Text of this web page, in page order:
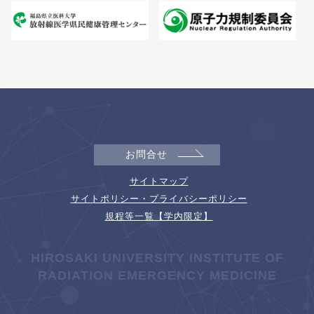
お問合せ
サイトマップ
サイトポリシー・プライバシーポリシー
規程等一覧【学内限定】
HIROSAKI UNIVERSITY INSTITUTE OF
RADIATION EMERGENCY MEDICINE